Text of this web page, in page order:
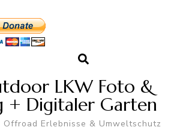
LKW Foto &
+ Digitaler Garten
Offroad Erlebnisse & Umweltschutz